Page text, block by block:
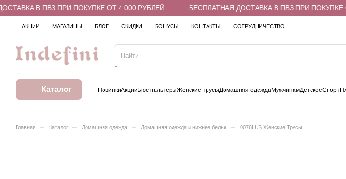
В ПВЗ ПРИ ПОКУПКЕ ОТ 4 000 РУБЛЕЙ БЕСПЛАТНАЯ ДОСТАВКА В ПВЗ ПРИ ПОКУПКЕ
АКЦИИ МАГАЗИНЫ БЛОГ СКИДКИ БОНУСЫ КОНТАКТЫ СОТРУДНИЧЕСТВО
Каталог НовинкиАкцииБюстгальтерыЖенские трусыДомашняя одеждаМужчинамДетскоеСпорт
Главная – Каталог – Домашняя одежда – Домашняя одежда и нижнее белье – 0076LUS Женские Трусы